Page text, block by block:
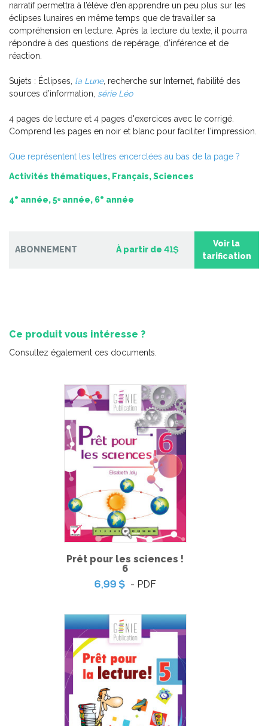
5,99 $- TBI
6,99 $ -
narratif permettra à l’élève d’en apprendre un peu plus sur les
éclipses lunaires en même temps que de travailler sa
compréhension en lecture. Après la lecture du texte, il pourra
répondre à des questions de repérage, d’inférence et de
réaction.
Sujets : Éclipses, la Lune, recherche sur Internet, fiabilité des
sources d’information, série Léo
4 pages de lecture et 4 pages d'exercices avec le corrigé.
Comprend les pages en noir et blanc pour faciliter l'impression.
Que représentent les lettres encerclées au bas de la page ?
Activités thématiques, Français, Sciences
4 e année, 5ᵉ année, 6e année
ABONNEMENT À partir de 41$
Voir la
tarification
Ce produit vous intéresse ?
Consultez également ces documents.
Prêt pour les sciences !
6
6,99 $ - PDF